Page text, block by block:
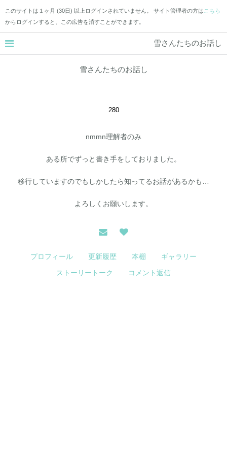
このサイトは１ヶ月 (30日) 以上ログインされていません。 サイト管理者の方は こちら
からログインすると、この広告を消すことができます。
雪さんたちのお話し
雪さんたちのお話し
280
nmmn理解者のみ
ある所でずっと書き手をしておりました。
移行していますのでもしかしたら知ってるお話があるかも…
よろしくお願いします。
プロフィール 更新履歴 本棚
ギャラリー
ストーリートーク
コメント返信